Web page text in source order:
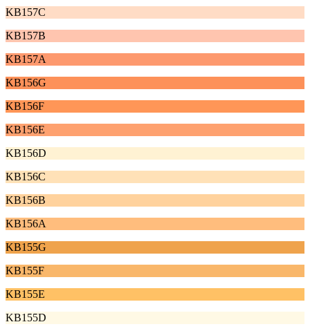
KB157C
KB157B
KB157A
KB156G
KB156F
KB156E
KB156D
KB156C
KB156B
KB156A
KB155G
KB155F
KB155E
KB155D